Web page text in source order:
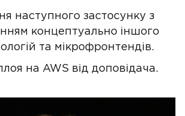
наступного застосунку з
концептуально іншого
та мікрофронтендів.
на AWS від доповідача.